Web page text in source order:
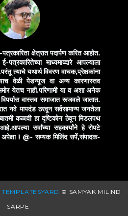
क्षेत्रात पदार्पण करित आहोत.
माध्यमाव्दारे आपल्याला
त्याचे यथार्थ विवरण वाचक,प्रेक्षकांना
वेळी पेडन्यूज वा अन्य कारणास्तव
येतच नाही.परिणामी या व अशा अनेक
वास्तव समाजात रूजवले जातात.
नवे मापदंड ठरवून सर्वसामान्य जनतेला
कळावी हा दृष्टिकोन ठेवून मिडलपथ
सर्वांच्या सहकार्यांने हे रोपटे
! @- सम्यक मिलिंद सर्पे,संपादक-
TEMPLATESYARD © SAMYAK MILIND
SARPE